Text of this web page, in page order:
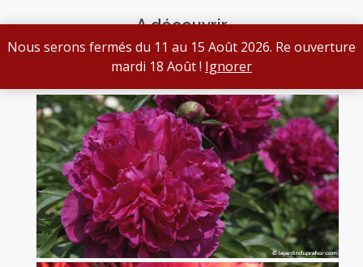
A découvrir
Retrouvez nos plantes à la une et nos dernières actualités
Pivoine Félix Crousse
Nous serons fermés du 11 au 15 Août 2026. Re ouverture
mardi 18 Août ! Ignorer